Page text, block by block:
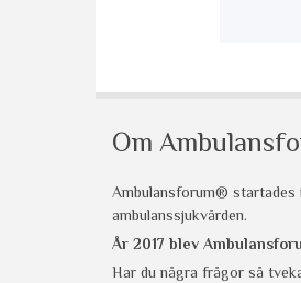
Om
Ambulansforum® startades
ambulanssjukvården.
År 2017 blev
Har du några frågor så